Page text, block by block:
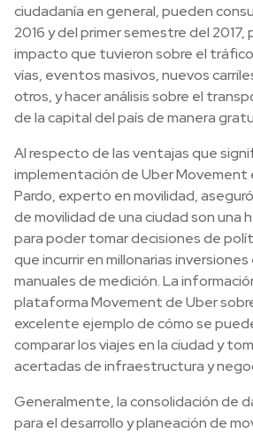
ciudadanía en general, pueden
2016 y del primer semestre del 2017,
impacto que tuvieron sobre el
vías, eventos masivos, nuevos
otros, y hacer análisis sobre el
de la capital del país de manera
Al respecto de las ventajas que
implementación de Uber Movement
Pardo, experto en movilidad,
de movilidad de una ciudad son una
para poder tomar decisiones de
que incurrir en millonarias
manuales de medición. La
plataforma Movement de Uber
excelente ejemplo de cómo se
comparar los viajes en la ciudad y
acertadas de infraestructura y
Generalmente, la consolidación de
para el desarrollo y planeación de